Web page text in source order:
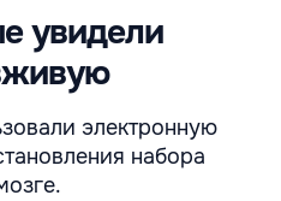
увидели
электронную
набора